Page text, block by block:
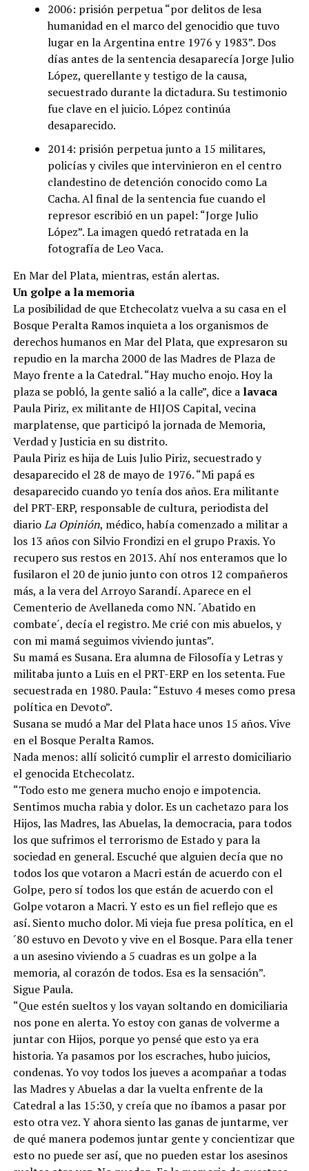
2006: prisión perpetua “por delitos de lesa
humanidad en el marco del genocidio que tuvo
lugar en la Argentina entre 1976 y 1983”. Dos
días antes de la sentencia desaparecía Jorge Julio
López, querellante y testigo de la causa,
secuestrado durante la dictadura. Su testimonio
fue clave en el juicio. López continúa
desaparecido.
2014: prisión perpetua junto a 15 militares,
policías y civiles que intervinieron en el centro
clandestino de detención conocido como La
Cacha. Al final de la sentencia fue cuando el
represor escribió en un papel: “Jorge Julio
López”. La imagen quedó retratada en la
fotografía de Leo Vaca.
En Mar del Plata, mientras, están alertas.
Un golpe a la memoria
La posibilidad de que Etchecolatz vuelva a su casa en el
Bosque Peralta Ramos inquieta a los organismos de
derechos humanos en Mar del Plata, que expresaron su
repudio en la marcha 2000 de las Madres de Plaza de
Mayo frente a la Catedral. “Hay mucho enojo. Hoy la
plaza se pobló, la gente salió a la calle”, dice a lavaca
Paula Piriz, ex militante de HIJOS Capital, vecina
marplatense, que participó la jornada de Memoria,
Verdad y Justicia en su distrito.
Paula Piriz es hija de Luis Julio Piriz, secuestrado y
desaparecido el 28 de mayo de 1976. “Mi papá es
desaparecido cuando yo tenía dos años. Era militante
del PRT-ERP, responsable de cultura, periodista del
diarioLa Opinión, médico, había comenzado a militar a
los 13 años con Silvio Frondizi en el grupo Praxis. Yo
recupero sus restos en 2013. Ahí nos enteramos que lo
fusilaron el 20 de junio junto con otros 12 compañeros
más, a la vera del Arroyo Sarandí. Aparece en el
Cementerio de Avellaneda como NN. ´Abatido en
combate´, decía el registro. Me crié con mis abuelos, y
con mi mamá seguimos viviendo juntas”.
Su mamá es Susana. Era alumna de Filosofía y Letras y
militaba junto a Luis en el PRT-ERP en los setenta. Fue
secuestrada en 1980. Paula: “Estuvo 4 meses como presa
política en Devoto”.
Susana se mudó a Mar del Plata hace unos 15 años. Vive
en el Bosque Peralta Ramos.
Nada menos: allí solicitó cumplir el arresto domiciliario
el genocida Etchecolatz.
“Todo esto me genera mucho enojo e impotencia.
Sentimos mucha rabia y dolor. Es un cachetazo para los
Hijos, las Madres, las Abuelas, la democracia, para todos
los que sufrimos el terrorismo de Estado y para la
sociedad en general. Escuché que alguien decía que no
todos los que votaron a Macri están de acuerdo con el
Golpe, pero sí todos los que están de acuerdo con el
Golpe votaron a Macri. Y esto es un fiel reflejo que es
así. Siento mucho dolor. Mi vieja fue presa política, en el
´80 estuvo en Devoto y vive en el Bosque. Para ella tener
a un asesino viviendo a 5 cuadras es un golpe a la
memoria, al corazón de todos. Esa es la sensación”.
Sigue Paula.
“Que estén sueltos y los vayan soltando en domiciliaria
nos pone en alerta. Yo estoy con ganas de volverme a
juntar con Hijos, porque yo pensé que esto ya era
historia. Ya pasamos por los escraches, hubo juicios,
condenas. Yo voy todos los jueves a acompañar a todas
las Madres y Abuelas a dar la vuelta enfrente de la
Catedral a las 15:30, y creía que no íbamos a pasar por
esto otra vez. Y ahora siento las ganas de juntarme, ver
de qué manera podemos juntar gente y concientizar que
esto no puede ser así, que no pueden estar los asesinos